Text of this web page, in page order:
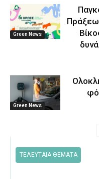
Green News
Green News
ΤΕΛΕΥΤΑΙΑ ΘΕΜΑΤΑ